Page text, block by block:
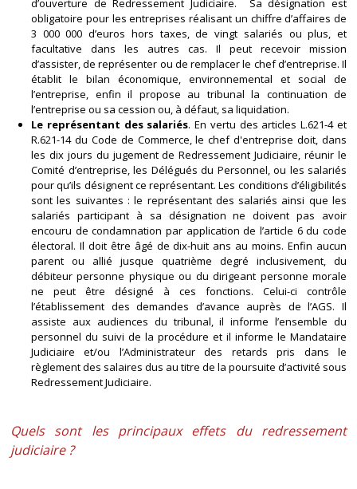
d’ouverture de Redressement Judiciaire. Sa désignation est
obligatoire pour les entreprises réalisant un chiffre d’affaires de
3 000 000 d’euros hors taxes, de vingt salariés ou plus, et
facultative dans les autres cas. Il peut recevoir mission
d’assister, de représenter ou de remplacer le chef d’entreprise. Il
établit le bilan économique, environnemental et social de
l’entreprise, enfin il propose au tribunal la continuation de
l’entreprise ou sa cession ou, à défaut, sa liquidation.
Le représentant des salariés. En vertu des articles L.621-4 et
R.621-14 du Code de Commerce, le chef d'entreprise doit, dans
les dix jours du jugement de Redressement Judiciaire, réunir le
Comité d’entreprise, les Délégués du Personnel, ou les salariés
pour qu’ils désignent ce représentant. Les conditions d’éligibilités
sont les suivantes : le représentant des salariés ainsi que les
salariés participant à sa désignation ne doivent pas avoir
encouru de condamnation par application de l’article 6 du code
électoral. Il doit être âgé de dix-huit ans au moins. Enfin aucun
parent ou allié jusque quatrième degré inclusivement, du
débiteur personne physique ou du dirigeant personne morale
ne peut être désigné à ces fonctions. Celui-ci contrôle
l’établissement des demandes d’avance auprès de l’AGS. Il
assiste aux audiences du tribunal, il informe l’ensemble du
personnel du suivi de la procédure et il informe le Mandataire
Judiciaire et/ou l’Administrateur des retards pris dans le
règlement des salaires dus au titre de la poursuite d’activité sous
Redressement Judiciaire.
Quels sont les principaux effets du redressement
judiciaire ?